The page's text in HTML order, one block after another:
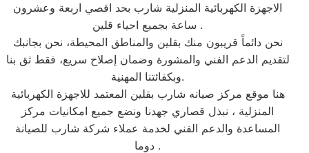
الاجهزة الكهربائية المنزلية شارب بحد اقصي اربعة وعشرون
ساعة بجميع احياء قلين .
نحن دائماً قريبون منك بقلين والمناطق المحيطة، نحن بجانبك
لتقديم الدعم الفني والمشورة وضمان إصلاح سريع، فقط ثق بنا
وبكفائتنا المهنية.
هنا موقع مركز صيانه شارب بقلين المعتمد للاجهزة الكهربائية
المنزلية ، نبذل قصاري جهدنا ونضع جميع امكانيات مركز
المساعدة والدعم الفني لخدمة عملاء شركة شارب للصيانة
دوما .